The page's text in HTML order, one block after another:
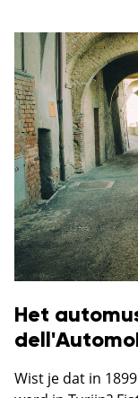
Het
Wist je dat in